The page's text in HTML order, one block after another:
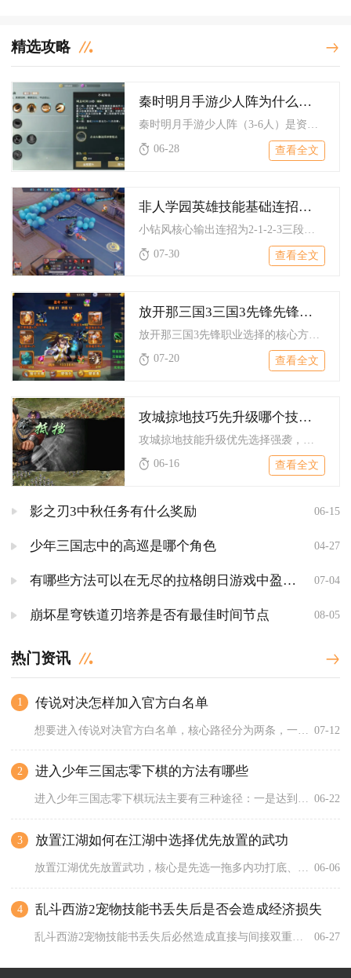
精选攻略
秦时明月手游少人阵为什么重要
秦时明月手游少人阵（3-6人）是资源有限阶段的最优解，兼具养...
06-28
查看全文
非人学园英雄技能基础连招小钻风怎么用
小钻风核心输出连招为2‑1‑2‑3三段衔接，依靠旗子切换持旗...
07-30
查看全文
放开那三国3三国3先锋先锋职业选择建议是什么
放开那三国3先锋职业选择的核心方向是优先挑选自带吸血、免控、...
07-20
查看全文
攻城掠地技巧先升级哪个技能比较好
06-16
查看全文
影之刃3中秋任务有什么奖励 06-15
少年三国志中的高巡是哪个角色 04-27
有哪些方法可以在无尽的拉格朗日游戏中盈利矿产 07-04
崩坏星穹铁道刃培养是否有最佳时间节点 08-05
热门资讯
1 传说对决怎样加入官方白名单
07-12
2 进入少年三国志零下棋的方法有哪些
进入少年三国志零下棋玩法主要有三种途径：一是达到指定等级解锁... 06-22
3 放置江湖如何在江湖中选择优先放置的武功
06-06
4 乱斗西游2宠物技能书丢失后是否会造成经济损失
06-27